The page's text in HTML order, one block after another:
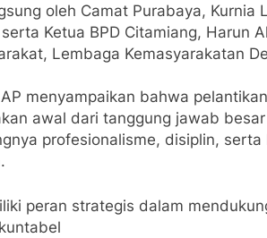
oleh Camat Purabaya, Kurnia
Ketua BPD Citamiang, Harun
Lembaga Kemasyarakatan
menyampaikan bahwa
awal dari tanggung jawab
profesionalisme, disiplin,
peran strategis dalam